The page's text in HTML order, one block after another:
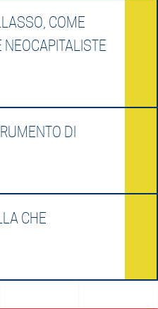
COME
NEOCAPITALISTE
DI
CHE